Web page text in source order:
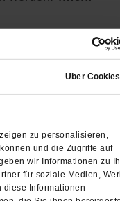
Über Cookies
zu personalisieren,
und die Zugriffe auf
wir Informationen zu
für soziale Medien,
diese Informationen